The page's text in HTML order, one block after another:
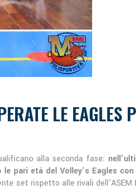
LE EAGLES
alla seconda fase:
pari età del Volley’s Eagles
set rispetto alle rivali dell’ASEM